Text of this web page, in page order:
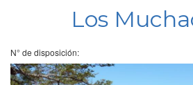
Los
N° de disposición: